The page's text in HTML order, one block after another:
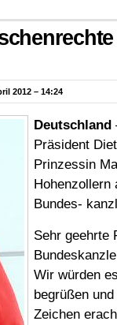
2012 – 14:24
Deutschland
Präsident
Prinzessin
Hohenzollern
Bundes-
Sehr geehrte
Wir würden
begrüßen
Zeichen